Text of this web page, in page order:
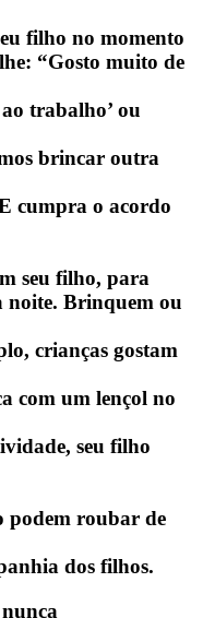
filho no momento
“Gosto muito de
trabalho’ ou
brincar outra
cumpra o acordo
seu filho, para
noite. Brinquem ou
crianças gostam
com um lençol no
seu filho
podem roubar de
dos filhos.